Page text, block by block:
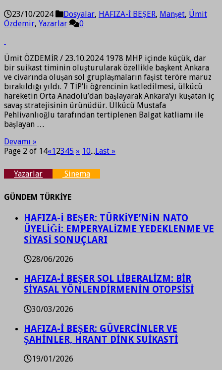
23/10/2024 Dosyalar, HAFIZA-İ BEŞER, Manşet, Ümit
Özdemir, Yazarlar 0
Ümit ÖZDEMİR / 23.10.2024 1978 MHP içinde küçük, dar
bir suikast timinin oluşturularak özellikle başkent Ankara
ve civarında oluşan sol gruplaşmaların faşist teröre maruz
bırakıldığı yıldı. 7 TİP’li öğrencinin katledilmesi, ülkücü
hareketin Orta Anadolu’dan başlayarak Ankara’yı kuşatan iç
savaş stratejisinin ürünüdür. Ülkücü Mustafa
Pehlivanlıoğlu tarafından tertiplenen Balgat katliamı ile
başlayan …
Devamı »
Page 2 of 14«12345 » 10...Last »
Yazarlar Sinema
GÜNDEM TÜRKİYE
HAFIZA-İ BEŞER: TÜRKİYE’NİN NATO
ÜYELİĞİ: EMPERYALİZME YEDEKLENME VE
SİYASİ SONUÇLARI
28/06/2026
HAFIZA-İ BEŞER SOL LİBERALİZM: BİR
SİYASAL YÖNLENDİRMENİN OTOPSİSİ
30/03/2026
HAFIZA-İ BEŞER: GÜVERCİNLER VE
ŞAHİNLER, HRANT DİNK SUİKASTİ
19/01/2026